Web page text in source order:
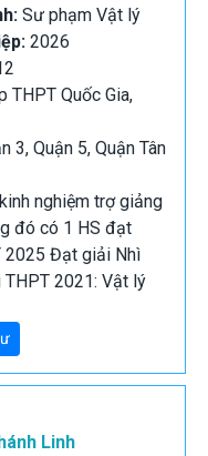
Sư phạm Vật lý
2026
THPT Quốc Gia,
3, Quận 5, Quận Tân
nghiệm trợ giảng
đó có 1 HS đạt
2025 Đạt giải Nhì
2021: Vật lý
Linh